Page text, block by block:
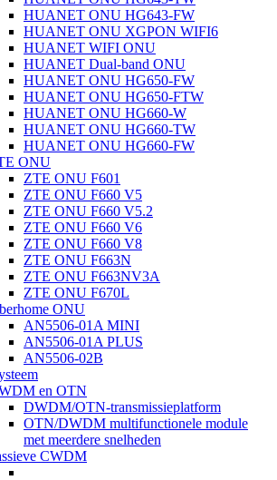
HUANET ONU HG643-FW
HUANET ONU XGPON WIFI6
HUANET WIFI ONU
HUANET Dual-band ONU
HUANET ONU HG650-FW
HUANET ONU HG650-FTW
HUANET ONU HG660-W
HUANET ONU HG660-TW
HUANET ONU HG660-FW
ONU
ZTE ONU F601
ZTE ONU F660 V5
ZTE ONU F660 V5.2
ZTE ONU F660 V6
ZTE ONU F660 V8
ZTE ONU F663N
ZTE ONU F663NV3A
ZTE ONU F670L
ONU
AN5506-01A MINI
AN5506-01A PLUS
AN5506-02B
en OTN
DWDM/OTN-transmissieplatform
OTN/DWDM multifunctionele module
met meerdere snelheden
CWDM